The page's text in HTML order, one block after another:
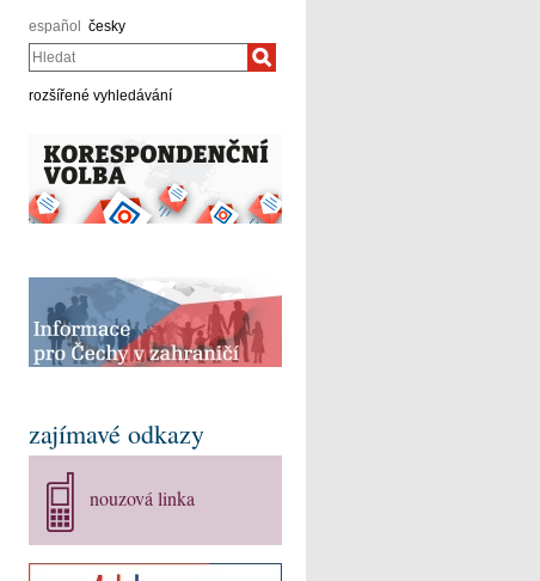
español česky
Hledat
rozšířené vyhledávání
zajímavé odkazy
nouzová linka